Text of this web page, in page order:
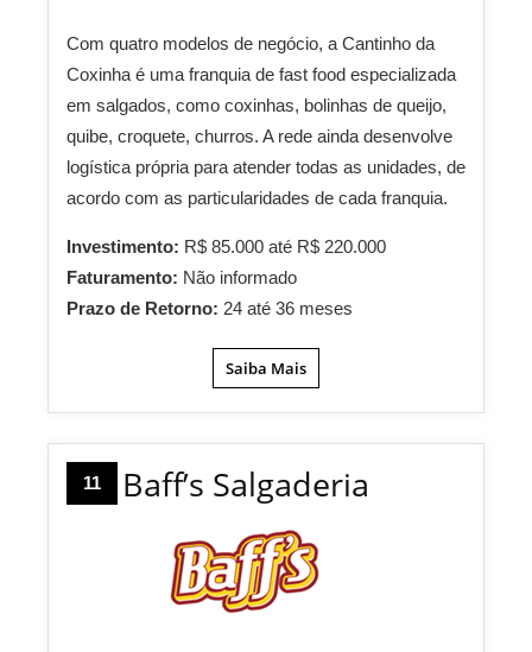
Com quatro modelos de negócio, a Cantinho da
Coxinha é uma franquia de fast food especializada
em salgados, como coxinhas, bolinhas de queijo,
quibe, croquete, churros. A rede ainda desenvolve
logística própria para atender todas as unidades, de
acordo com as particularidades de cada franquia.
Investimento: R$ 85.000 até R$ 220.000
Faturamento: Não informado
Prazo de Retorno: 24 até 36 meses
Saiba Mais
11 Baff’s Salgaderia